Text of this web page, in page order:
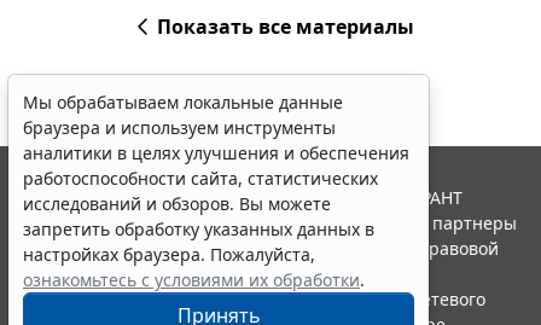
Показать все материалы
Мы обрабатываем локальные данные
браузера и используем инструменты
аналитики в целях улучшения и обеспечения
работоспособности сайта, статистических
исследований и обзоров. Вы можете
запретить обработку указанных данных в
настройках браузера. Пожалуйста,
ознакомьтесь с условиями их обработки.
Принять
© ООО "НПП "ГАРАНТ-СЕРВИС", 2026. Система ГАРАНТ
выпускается с 1990 года. Компания "Гарант" и ее партнеры
являются участниками Российской ассоциации правовой
информации ГАРАНТ.
Портал ГАРАНТ.РУ зарегистрирован в качестве сетевого